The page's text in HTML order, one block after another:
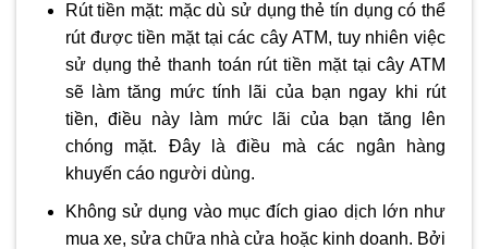
Rút tiền mặt: mặc dù sử dụng thẻ tín dụng có thể
rút được tiền mặt tại các cây ATM, tuy nhiên việc
sử dụng thẻ thanh toán rút tiền mặt tại cây ATM
sẽ làm tăng mức tính lãi của bạn ngay khi rút
tiền, điều này làm mức lãi của bạn tăng lên
chóng mặt. Đây là điều mà các ngân hàng
khuyến cáo người dùng.
Không sử dụng vào mục đích giao dịch lớn như
mua xe, sửa chữa nhà cửa hoặc kinh doanh. Bởi